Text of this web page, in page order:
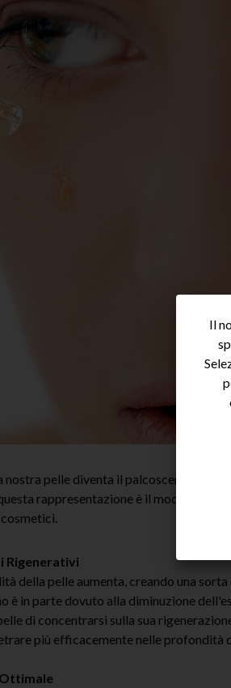
pelle diventa il palcoscenico di
rappresentazione è il modo in cui
Rigenerativi
della pelle aumenta, creando una
è in parte dovuto alla diminuzione
di concentrarsi sulla sua
più efficacemente nelle profondità
Il